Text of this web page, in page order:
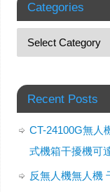
Categories
Recent Posts
CT-24100G無人
式機箱干擾機可
反無人機無人機